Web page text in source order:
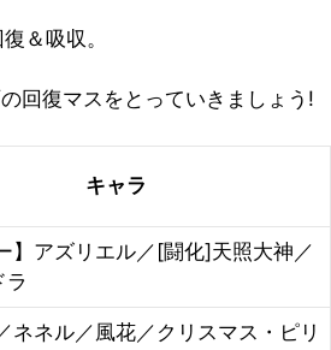
＆吸収。
回復マスをとっていきましょう!
キャラ
】アズリエル／[闘化]天照大神／
ラ
ネネル／風花／クリスマス・ピリ